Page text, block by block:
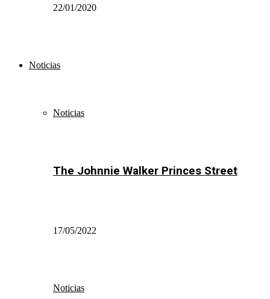
22/01/2020
Noticias
Noticias
The Johnnie Walker Princes Street
17/05/2022
Noticias